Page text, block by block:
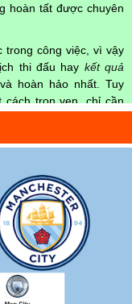
hoàn tất được chuyên
trong công việc, vì vậy
thi đấu hay kết quả
hoàn hảo nhất. Tuy
cách trọn vẹn, chỉ cần
về thời gian các trận
ra trong thời gian sắp
bóng đá có thể cập
đá được tường thuật
thao lớn nhất hiện nay
như bạn không muốn
từng mùa giải, hãy
Đấutại chuyên trang